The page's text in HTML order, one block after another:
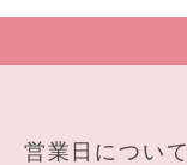
営業日について